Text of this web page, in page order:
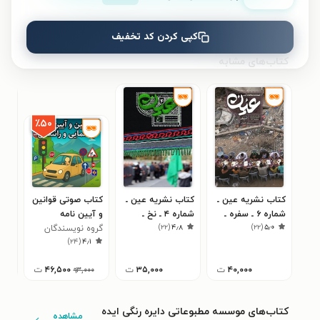
نظری برای کتاب ثبت نشده است.
کتاب‌های مشابه
کتاب نشریه عین ـ
شماره ۶ ـ سفره ـ
زمستان ۱۴۰۳
۵٫۰(۲۲)
۴۰,۰۰۰ ت
کتاب نشریه عین ـ
شماره ۴ ـ نخ ـ
تابستان ۱۴۰۳
۴٫۸(۲۲)
۳۵,۰۰۰ ت
٪۵۰
کتاب صوتی قوانین
و آیین نامه
راهنمایی و رانندگی
گروه نویسندگان
۴٫۱(۲۴)
۹۳,۰۰۰ ۴۶,۵۰۰ ت
کتاب‌های موسسه مطبوعاتی دایره رنگی ایده
مشاهده
کپی کردن کد تخفیف